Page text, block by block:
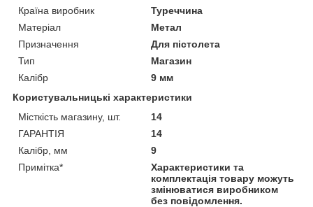
Країна виробник
Туреччина
Матеріал
Метал
Призначення
Для пістолета
Тип
Магазин
Калібр
9 мм
Користувальницькі характеристики
Місткість магазину, шт.
14
ГАРАНТІЯ
14
Калібр, мм
9
Примітка*
Характеристики та
комплектація товару можуть
змінюватися виробником
без повідомлення.